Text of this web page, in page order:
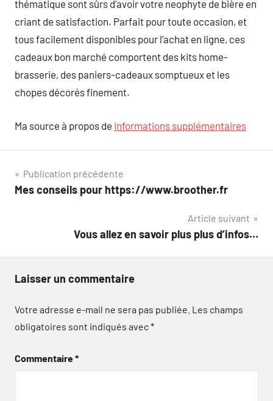
thématique sont sûrs d’avoir votre neophyte de bière en
criant de satisfaction. Parfait pour toute occasion, et
tous facilement disponibles pour l’achat en ligne, ces
cadeaux bon marché comportent des kits home-
brasserie, des paniers-cadeaux somptueux et les
chopes décorés finement.
Ma source à propos de Informations supplémentaires
Navigation
de
Publication précédente
Mes conseils pour https://www.broother.fr
Article suivant
Vous allez en savoir plus plus d’infos…
Laisser un commentaire
Votre adresse e-mail ne sera pas publiée. Les champs
obligatoires sont indiqués avec*
Commentaire*